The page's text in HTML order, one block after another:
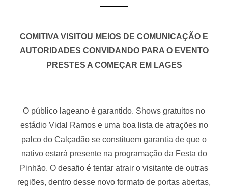
COMITIVA VISITOU MEIOS DE COMUNICAÇÃO E
AUTORIDADES CONVIDANDO PARA O EVENTO
PRESTES A COMEÇAR EM LAGES
O público lageano é garantido. Shows gratuitos no
estádio Vidal Ramos e uma boa lista de atrações no
palco do Calçadão se constituem garantia de que o
nativo estará presente na programação da Festa do
Pinhão. O desafio é tentar atrair o visitante de outras
regiões, dentro desse novo formato de portas abertas,